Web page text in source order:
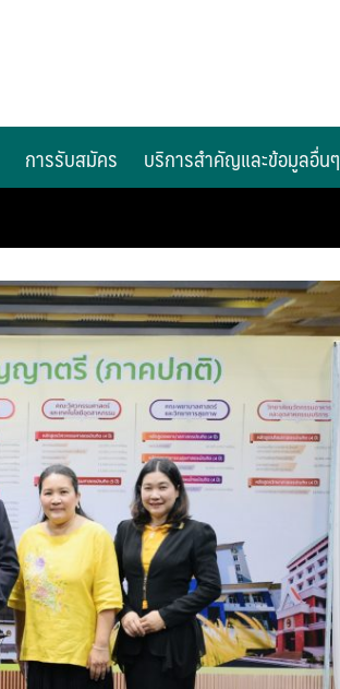
การรับสมัคร บริการสำคัญและข้อมูลอื่นๆ